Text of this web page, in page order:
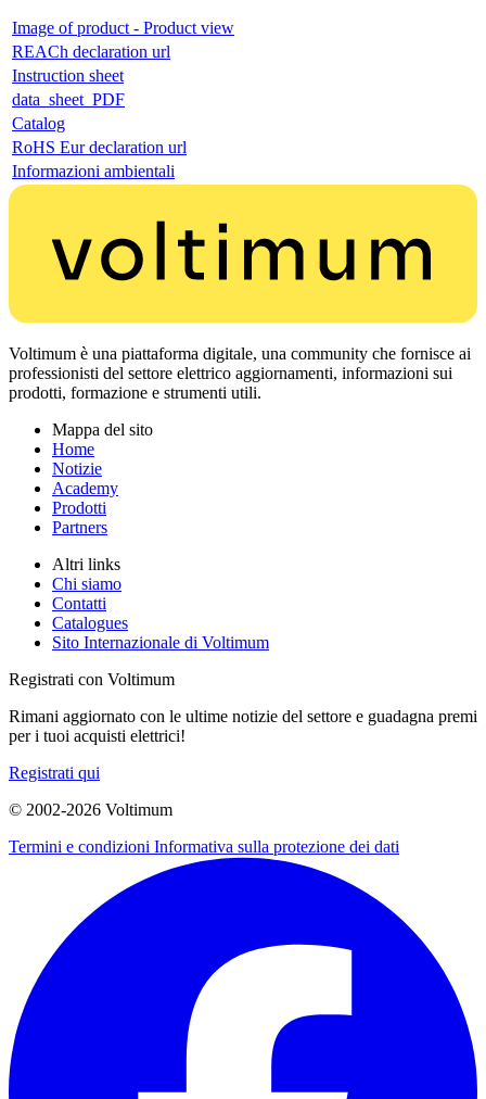
Image of product - Product view
REACh declaration url
Instruction sheet
data_sheet_PDF
Catalog
RoHS Eur declaration url
Informazioni ambientali
Voltimum è una piattaforma digitale, una community che fornisce ai
professionisti del settore elettrico aggiornamenti, informazioni sui
prodotti, formazione e strumenti utili.
Mappa del sito
Home
Notizie
Academy
Prodotti
Partners
Altri links
Chi siamo
Contatti
Catalogues
Sito Internazionale di Voltimum
Registrati con Voltimum
Rimani aggiornato con le ultime notizie del settore e guadagna premi
per i tuoi acquisti elettrici!
Registrati qui
© 2002-2026 Voltimum
Termini e condizioni Informativa sulla protezione dei dati